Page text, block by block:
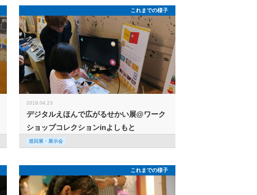
これまでの様子
2019.04.23
デジタルえほんで広がるせかい展@ワーク
ショップコレクションinよしもと
巡回展・展示会
これまでの様子